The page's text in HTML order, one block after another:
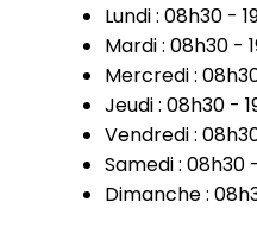
Lundi : 08h30 -
Mardi : 08h30 -
Mercredi :
Jeudi : 08h30 -
Vendredi :
Samedi : 08h30
Dimanche :